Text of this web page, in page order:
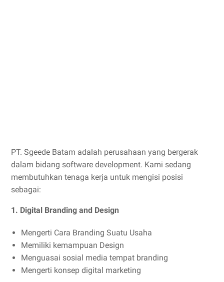
PT. Sgeede Batam adalah perusahaan yang bergerak
dalam bidang software development. Kami sedang
membutuhkan tenaga kerja untuk mengisi posisi
sebagai:
1. Digital Branding and Design
Mengerti Cara Branding Suatu Usaha
Memiliki kemampuan Design
Menguasai sosial media tempat branding
Mengerti konsep digital marketing